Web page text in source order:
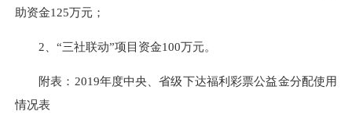
助资金125万元；
2、 “三社联动”项目资金100万元。
附表：2019年度中央、省级下达福利彩票公益金分配使用
情况表